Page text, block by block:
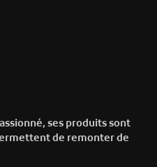
ses produits sont
de remonter de